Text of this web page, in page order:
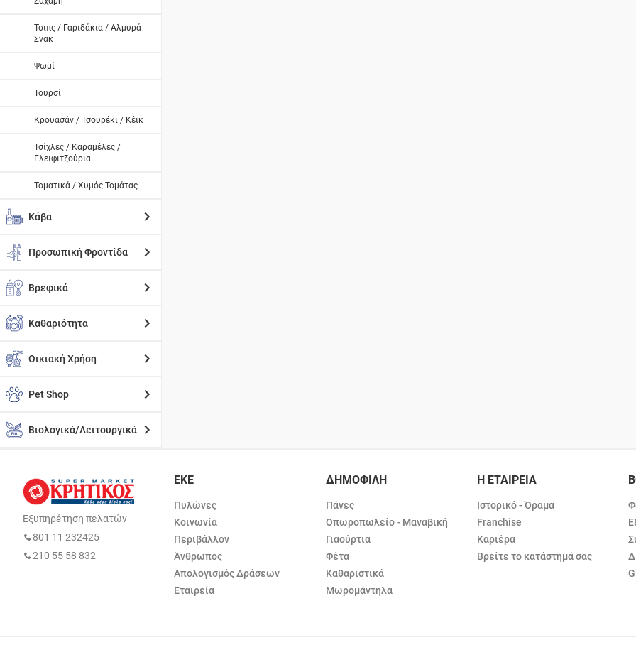
Τσιπς / Γαριδάκια / Αλμυρά
Σνακ
Ψωμί
Τουρσί
Κρουασάν / Τσουρέκι / Κέικ
Τσίχλες / Καραμέλες /
Γλειφιτζούρια
Τοματικά / Χυμός Τομάτας
Κάβα
Προσωπική Φροντίδα
Βρεφικά
Καθαριότητα
Οικιακή Χρήση
Pet Shop
Βιολογικά/Λειτουργικά
Εξυπηρέτηση πελατών
801 11 232425
210 55 58 832
ΕΚΕ
Πυλώνες
Κοινωνία
Περιβάλλον
Άνθρωπος
Απολογισμός Δράσεων
Εταιρεία
ΔΗΜΟΦΙΛΗ
Πάνες
Οπωροπωλείο - Μαναβική
Γιαούρτια
Φέτα
Καθαριστικά
Μωρομάντηλα
Η ΕΤΑΙΡΕΙΑ
Ιστορικό - Όραμα
Franchise
Καριέρα
Βρείτε το κατάστημά σας